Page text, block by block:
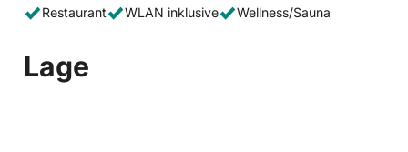
Restaurant
WLAN inklusive Wellness/Sauna
Lage